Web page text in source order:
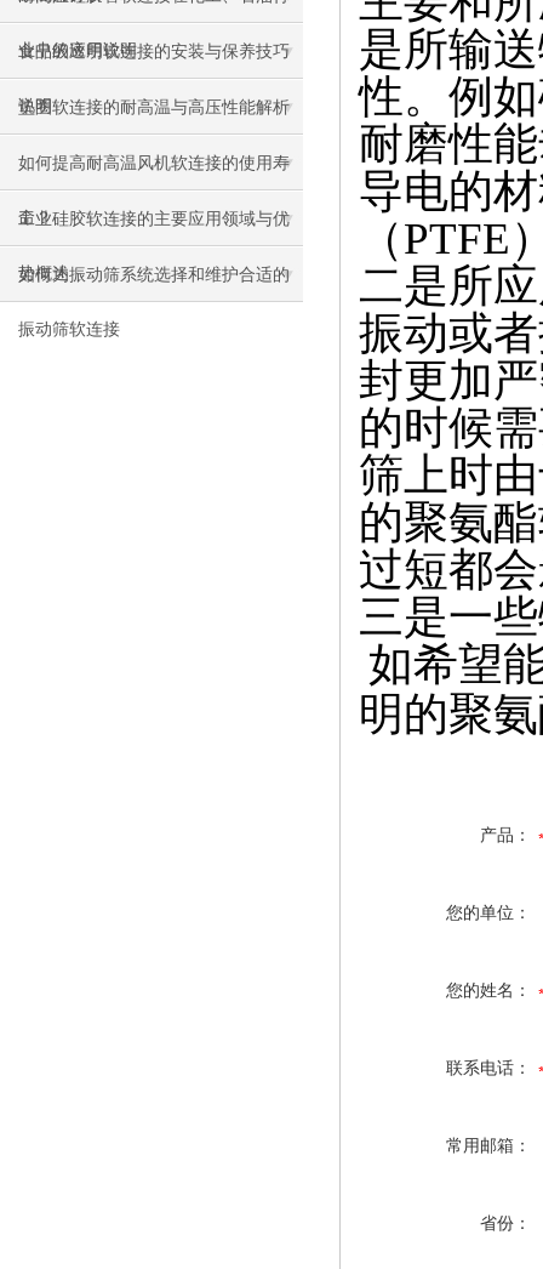
业中的应用说明
食品级透明软连接的安装与保养技巧
说明
垫圈软连接的耐高温与高压性能解析
如何提高耐高温风机软连接的使用寿
命？
工业硅胶软连接的主要应用领域与优
势概述
如何为振动筛系统选择和维护合适的
振动筛软连接
是所输
性。例
耐磨性
导电的
（PTFE
二是所
振动或
封更加
的时候
筛上时
的聚氨
过短都
三是一
如希望
明的聚
产品：
您的单位：
您的姓名：
联系电话：
常用邮箱：
省份：